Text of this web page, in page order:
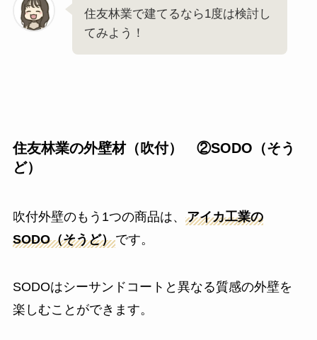
住友林業で建てるなら1度は検討し
てみよう！
住友林業の外壁材（吹付） ②SODO（そう
ど）
吹付外壁のもう1つの商品は、 アイカ工業の
SODO（そうど）です。
SODOはシーサンドコートと異なる質感の外壁を
楽しむことができます。